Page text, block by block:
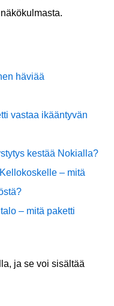
häviää
vastaa ikääntyvän
kestää Nokialla?
– mitä
– mitä paketti
ja se voi sisältää